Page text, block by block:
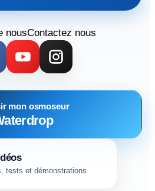
nousContactez nous
mon osmoseur
tests et démonstrations